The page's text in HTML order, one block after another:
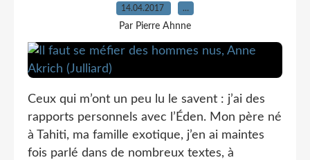
14.04.2017 …
Par Pierre Ahnne
Ceux qui m’ont un peu lu le savent : j’ai des
rapports personnels avec l’Éden. Mon père né
à Tahiti, ma famille exotique, j’en ai maintes
fois parlé dans de nombreux textes, à